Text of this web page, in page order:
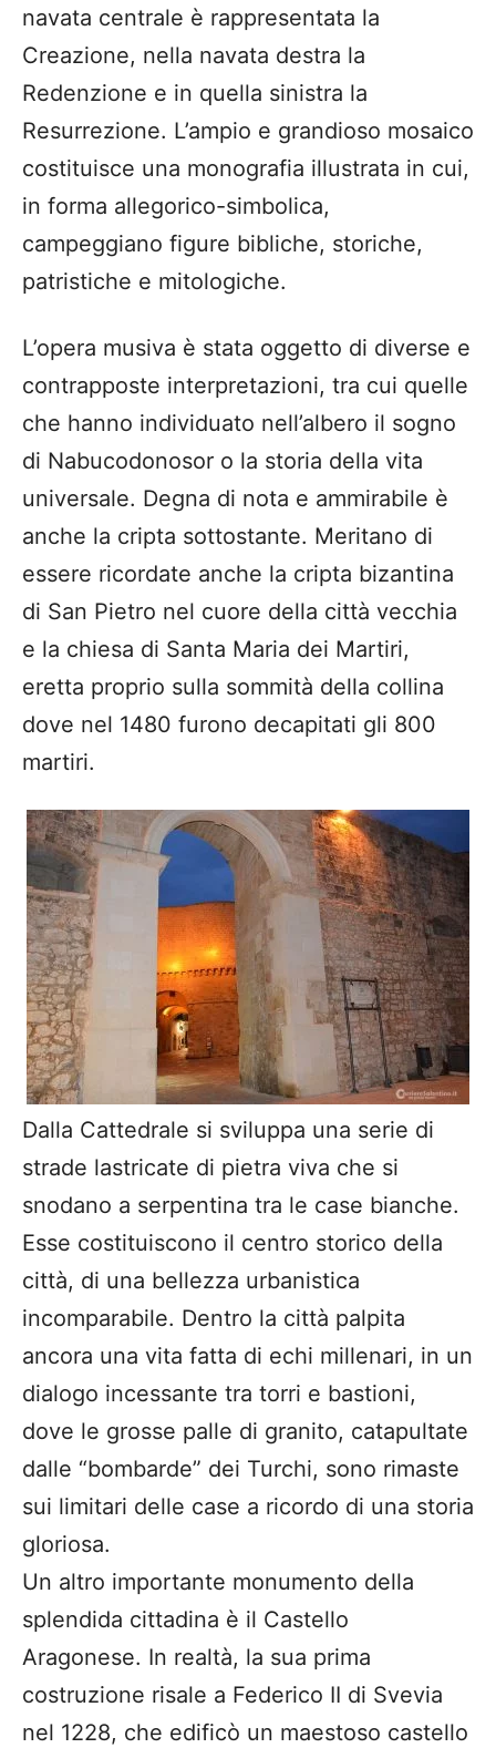
navata centrale è rappresentata la
Creazione, nella navata destra la
Redenzione e in quella sinistra la
Resurrezione. L’ampio e grandioso mosaico
costituisce una monografia illustrata in cui,
in forma allegorico-simbolica,
campeggiano figure bibliche, storiche,
patristiche e mitologiche.
L’opera musiva è stata oggetto di diverse e
contrapposte interpretazioni, tra cui quelle
che hanno individuato nell’albero il sogno
di Nabucodonosor o la storia della vita
universale. Degna di nota e ammirabile è
anche la cripta sottostante. Meritano di
essere ricordate anche la cripta bizantina
di San Pietro nel cuore della città vecchia
e la chiesa di Santa Maria dei Martiri,
eretta proprio sulla sommità della collina
dove nel 1480 furono decapitati gli 800
martiri.
Dalla Cattedrale si sviluppa una serie di
strade lastricate di pietra viva che si
snodano a serpentina tra le case bianche.
Esse costituiscono il centro storico della
città, di una bellezza urbanistica
incomparabile. Dentro la città palpita
ancora una vita fatta di echi millenari, in un
dialogo incessante tra torri e bastioni,
dove le grosse palle di granito, catapultate
dalle “bombarde” dei Turchi, sono rimaste
sui limitari delle case a ricordo di una storia
gloriosa.
Un altro importante monumento della
splendida cittadina è il Castello
Aragonese. In realtà, la sua prima
costruzione risale a Federico II di Svevia
nel 1228, che edificò un maestoso castello